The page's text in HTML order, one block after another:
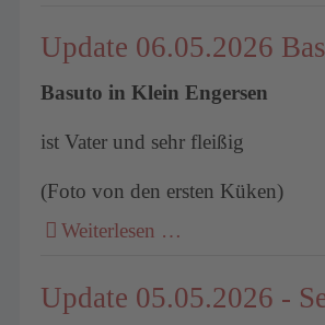
Update 06.05.2026
Basuto in Klein Engersen
ist Vater und sehr fleißig
(Foto von den ersten Küken)
Weiterlesen …
Update 05.05.2026 -